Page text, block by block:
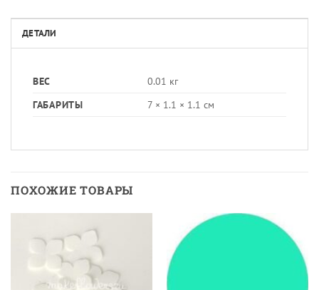
ДЕТАЛИ
ВЕС
0.01 кг
ГАБАРИТЫ
7 × 1.1 × 1.1 см
ПОХОЖИЕ ТОВАРЫ